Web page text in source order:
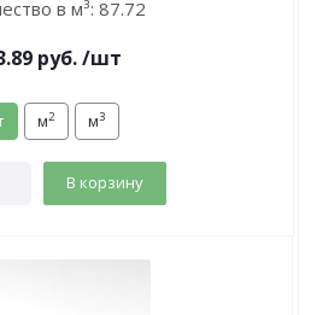
в м³: 87.72
руб./шт
м2 м3
В корзину